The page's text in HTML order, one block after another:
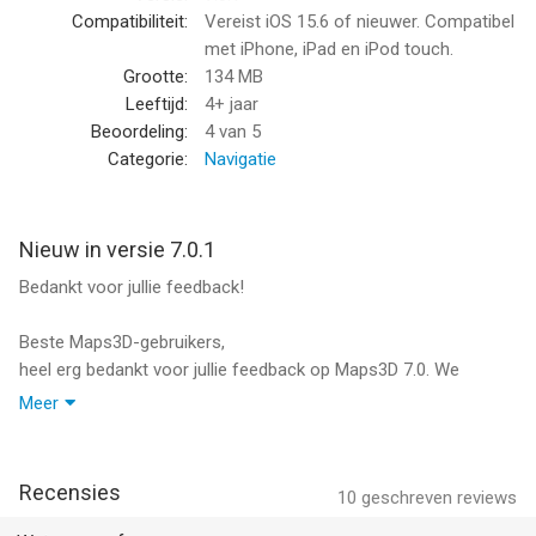
• Miljoenen zoekbare nuttige plaatsen met Wikipedia-integratie
Plan je avonturen
Maak routes rechtstreeks op de kaart met intuïtieve
planningstools.
• Routes maken, bewerken en optimaliseren
• Tracks en waypoints organiseren in mappen
Download kaarten vóór je vertrek en blijf ontdekken zonder
mobiele verbinding.
• Wereldwijde offlinekaarten
• Betrouwbare navigatie in afgelegen gebieden
Compatibiliteit:
Vereist iOS 15.6 of nieuwer. Compatibel
met iPhone, iPad en iPod touch.
Grootte:
134 MB
Leeftijd:
4+ jaar
Beoordeling:
4van 5
Categorie:
Navigatie
Nieuw in versie 7.0.1
Bedankt voor jullie feedback!
Beste Maps3D-gebruikers,
heel erg bedankt voor jullie feedback op Maps3D 7.0. We
hebben geluisterd — en dit zijn de eerste belangrijke
• Jaarpas: Naast het maandabonnement is er nu een jaarpas
die niet automatisch wordt verlengd.
Meer
10 geschreven reviews
Recensies